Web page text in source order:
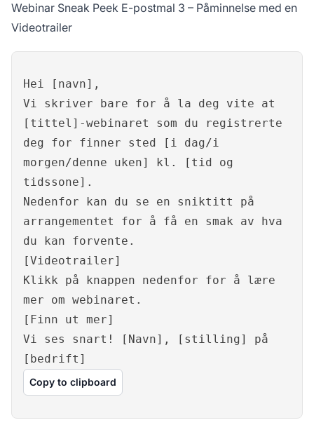
Webinar Sneak Peek E-postmal 3 – Påminnelse med en
Videotrailer
Hei [navn],
Vi skriver bare for å la deg vite at
[tittel]-webinaret som du registrerte
deg for finner sted [i dag/i
morgen/denne uken] kl. [tid og
tidssone].
Nedenfor kan du se en sniktitt på
arrangementet for å få en smak av hva
du kan forvente.
[Videotrailer]
Klikk på knappen nedenfor for å lære
mer om webinaret.
[Finn ut mer]
Vi ses snart! [Navn], [stilling] på
[bedrift]
Copy to clipboard